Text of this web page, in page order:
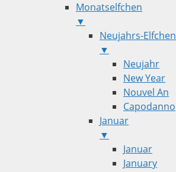
Monatselfchen
▼
Neujahrs-Elfchen
▼
Neujahr
New Year
Nouvel An
Capodanno
Januar
▼
Januar
January